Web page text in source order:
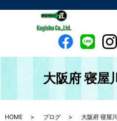
大阪府 寝屋
HOME ブログ 大阪府 寝屋